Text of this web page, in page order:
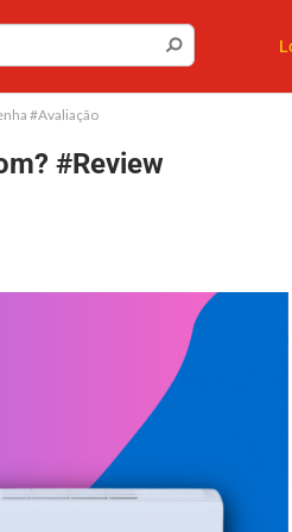
#Avaliação
#Review